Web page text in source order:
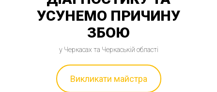
УСУНЕМО ПРИЧИНУ
ЗБОЮ
у Черкасах та Черкаській області
Викликати майстра